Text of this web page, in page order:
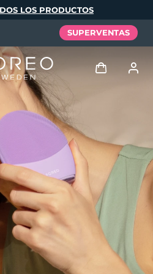
LOS PRODUCTOS
SUPERVENTAS
Perfil de usuario
Mis dispositivos
Mis pedidos
Mis direcciones
Mis suscripciones
Elixir
Set
Español
Português
Русский
文 繁體中文